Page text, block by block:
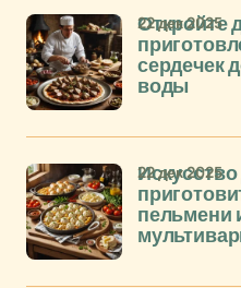
Откройте
сердечек
воды
22 дек 2025
пельмени
22 дек 2025